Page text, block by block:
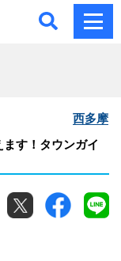
西多摩の
す！タウンガイ
西多摩